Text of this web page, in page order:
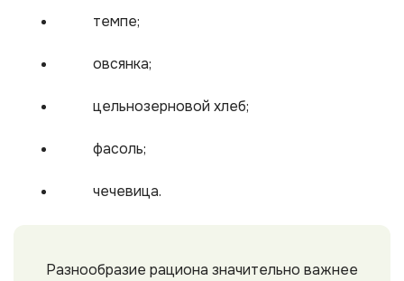
темпе;
овсянка;
цельнозерновой хлеб;
фасоль;
чечевица.
Разнообразие рациона значительно важнее